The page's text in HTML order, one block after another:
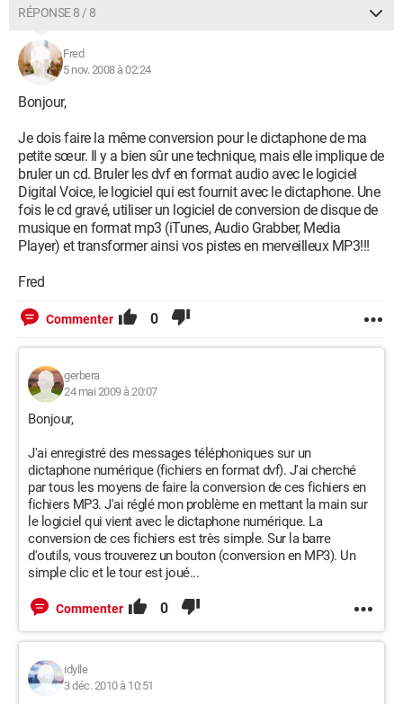
RÉPONSE 8 / 8
Fred
5 nov. 2008 à 02:24
Bonjour,
Je dois faire la même conversion pour le dictaphone de ma
petite sœur. Il y a bien sûr une technique, mais elle implique de
bruler un cd. Bruler les dvf en format audio avec le logiciel
Digital Voice, le logiciel qui est fournit avec le dictaphone. Une
fois le cd gravé, utiliser un logiciel de conversion de disque de
musique en format mp3 (iTunes, Audio Grabber, Media
Player) et transformer ainsi vos pistes en merveilleux MP3!!!
Fred
Commenter 0
gerbera
24 mai 2009 à 20:07
Bonjour,
J'ai enregistré des messages téléphoniques sur un
dictaphone numérique (fichiers en format dvf). J'ai cherché
par tous les moyens de faire la conversion de ces fichiers en
fichiers MP3. J'ai réglé mon problème en mettant la main sur
le logiciel qui vient avec le dictaphone numérique. La
conversion de ces fichiers est très simple. Sur la barre
d'outils, vous trouverez un bouton (conversion en MP3). Un
simple clic et le tour est joué...
Commenter 0
idylle
3 déc. 2010 à 10:51